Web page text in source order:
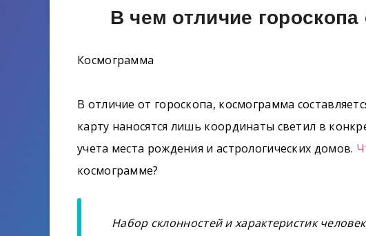
В чем отличие
Космограмма
В отличие от гороскопа, космограмма
карту наносятся лишь координаты светил в
учета места рождения и астрологических домов.
космограмме?
Набор склонностей и характеристик